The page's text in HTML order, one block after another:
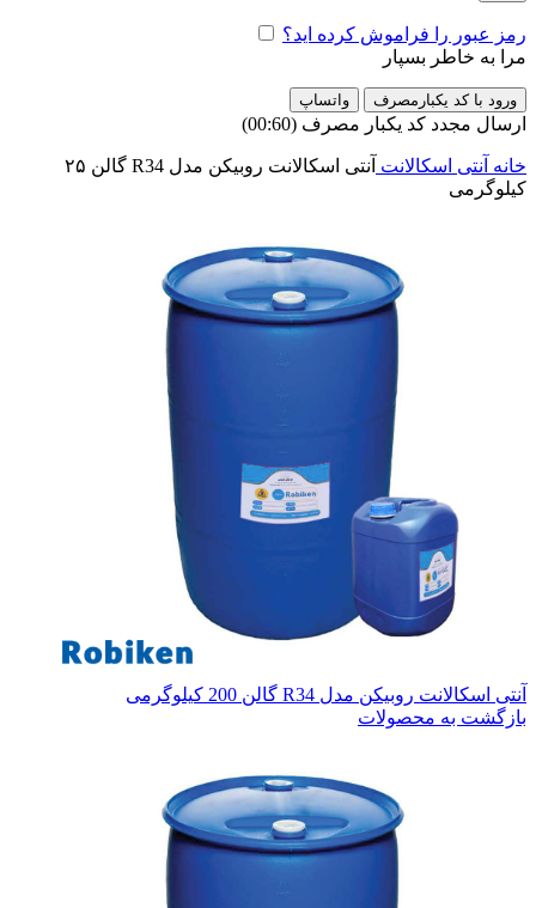
رمز عبور را فراموش کرده اید؟
مرا به خاطر بسپار
ورود با کد یکبارمصرف واتساپ
ارسال مجدد کد یکبار مصرف (00:
60
)
خانه آنتی اسکالانت
آنتی اسکالانت روبیکن مدل R34 گالن ۲۵
کیلوگرمی
آنتی اسکالانت روبیکن مدل R34 گالن 200 کیلوگرمی
بازگشت به محصولات